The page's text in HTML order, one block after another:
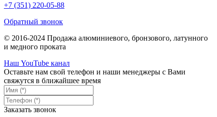
+7 (351) 220-05-88
Обратный звонок
© 2016-2024 Продажа алюминиевого, бронзового, латунного
и медного проката
Наш YouTube канал
Оставьте нам свой телефон и наши менеджеры с Вами
свяжутся в ближайшее время
Заказать звонок